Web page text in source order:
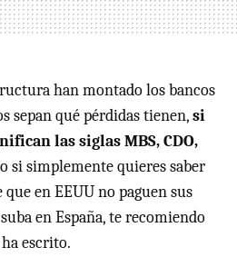
han montado los bancos
sepan qué pérdidas tienen,si
las siglas MBS, CDO,
si simplemente quieres saber
en EEUU no paguen sus
en España, te recomiendo
escrito.